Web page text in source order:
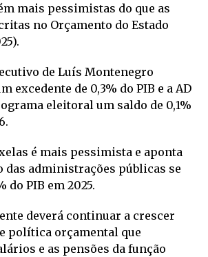
mais pessimistas do que as
no Orçamento do Estado
de Luís Montenegro
excedente de 0,3% do PIB e a AD
eleitoral um saldo de 0,1%
é mais pessimista e aponta
das administrações públicas se
do PIB em 2025.
deverá continuar a crescer
política orçamental que
e as pensões da função